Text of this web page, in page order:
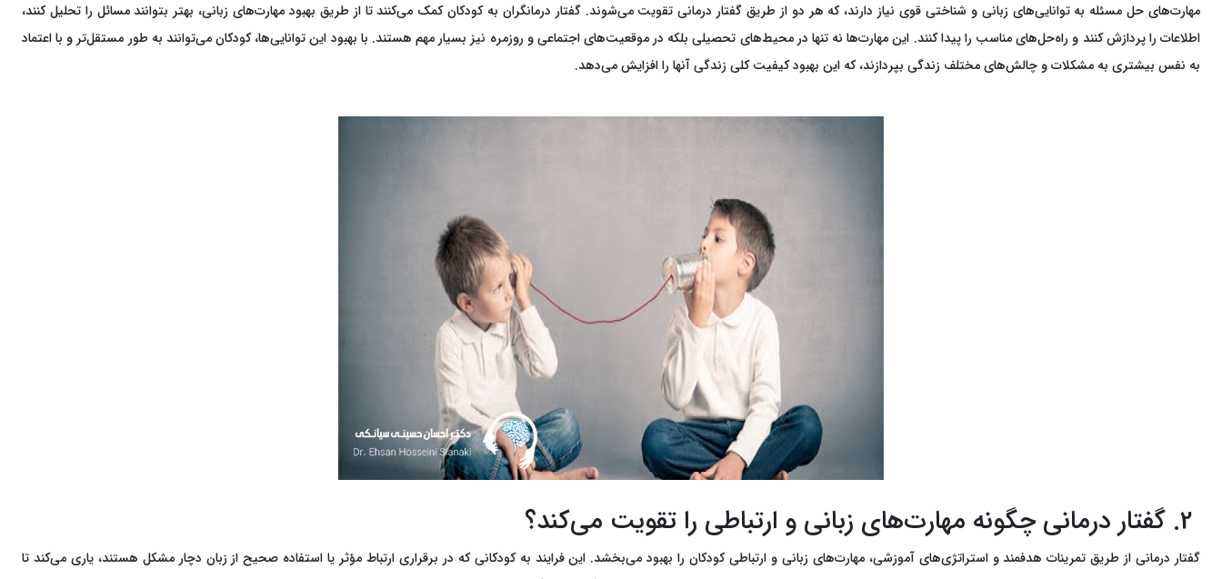
مهارت‌های حل مسئله به توانایی‌های زبانی و شناختی قوی نیاز دارند، که هر دو از طریق گفتار درمانی تقویت می‌شوند. گفتار درمانگران به کودکان کمک می‌کنند تا از طریق بهبود مهارت‌های زبانی، بهتر بتوانند مسائل را تحلیل کنند،
اطلاعات را پردازش کنند و راه‌حل‌های مناسب را پیدا کنند. این مهارت‌ها نه تنها در محیط‌های تحصیلی بلکه در موقعیت‌های اجتماعی و روزمره نیز بسیار مهم هستند. با بهبود این توانایی‌ها، کودکان می‌توانند به طور مستقل‌تر و با اعتماد
به نفس بیشتری به مشکلات و چالش‌های مختلف زندگی بپردازند، که این بهبود کیفیت کلی زندگی آنها را افزایش می‌دهد.
گفتار درمانی از طریق تمرینات هدفمند و استراتژی‌های آموزشی، مهارت‌های زبانی و ارتباطی کودکان را بهبود می‌بخشد. این فرایند به کودکانی که در برقراری ارتباط مؤثر یا استفاده صحیح از زبان دچار مشکل هستند، یاری می‌کند تا